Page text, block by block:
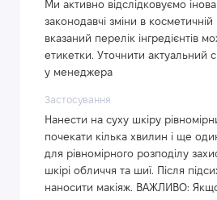
Ми активно відслідковуємо
законодавчі зміни в косметичній
вказаний перелік інгредієнтів
етикетки. Уточнити актуальний
у менеджера
Застосування
Нанести на суху шкіру
почекати кілька хвилин і ще
для рівномірного розподілу
шкірі обличчя та шиї. Після
наносити макіяж. ВАЖЛИВО: